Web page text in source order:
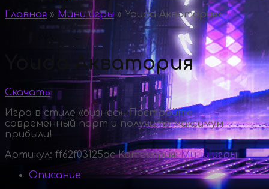
Главная » Мини игры » Youda Акватория»
Youda Акватория
Скачать
Игра в стиле «бизнес». Постройте
современный порт и получите максимум
прибыли!
Артикул: ff62f03125dc Категория:Мини игры
Описание